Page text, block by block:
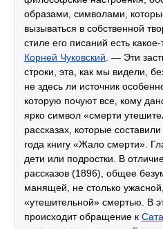
образами, символами,
вызываться в собственной
стиле его писаний есть
Корней Чуковский . — Эти
строки, эта, как мы видели,
не здесь ли источник
которую почуют все, кому
ярко символ «смерти
рассказах, которые
года книгу «Жало смерти».
дети или подростки. В
рассказов (1896), общее
манящей, не столько
«утешительной» смертью. В
происходит обращение к